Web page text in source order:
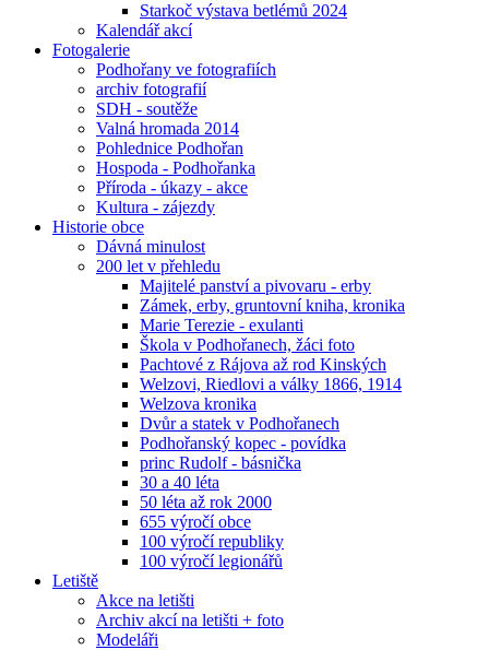
Starkoč výstava betlémů 2024
Kalendář akcí
Fotogalerie
Podhořany ve fotografiích
archiv fotografií
SDH - soutěže
Valná hromada 2014
Pohlednice Podhořan
Hospoda - Podhořanka
Příroda - úkazy - akce
Kultura - zájezdy
Historie obce
Dávná minulost
200 let v přehledu
Majitelé panství a pivovaru - erby
Zámek, erby, gruntovní kniha, kronika
Marie Terezie - exulanti
Škola v Podhořanech, žáci foto
Pachtové z Rájova až rod Kinských
Welzovi, Riedlovi a války 1866, 1914
Welzova kronika
Dvůr a statek v Podhořanech
Podhořanský kopec - povídka
princ Rudolf - básnička
30 a 40 léta
50 léta až rok 2000
655 výročí obce
100 výročí republiky
100 výročí legionářů
Letiště
Akce na letišti
Archiv akcí na letišti + foto
Modeláři